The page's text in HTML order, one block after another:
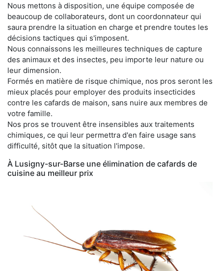
Nous mettons à disposition, une équipe composée de
beaucoup de collaborateurs, dont un coordonnateur qui
saura prendre la situation en charge et prendre toutes les
décisions tactiques qui s'imposent.
Nous connaissons les meilleures techniques de capture
des animaux et des insectes, peu importe leur nature ou
leur dimension.
Formés en matière de risque chimique, nos pros seront les
mieux placés pour employer des produits insecticides
contre les cafards de maison, sans nuire aux membres de
votre famille.
Nos pros se trouvent être insensibles aux traitements
chimiques, ce qui leur permettra d'en faire usage sans
difficulté, sitôt que la situation l'impose.
À Lusigny-sur-Barse une élimination de cafards de
cuisine au meilleur prix